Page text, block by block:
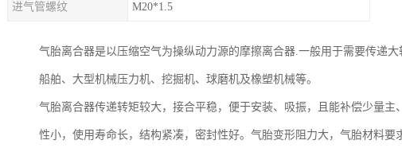
进气管螺纹 M20*1.5
气胎离合器是以压缩空气为操纵动力源的摩擦离合器.一般用于需要传递
船舶、大型机械压力机、挖掘机、球磨机及橡塑机械等。
气胎离合器传递转矩较大，接合平稳，便于安装、吸振，且能补偿少量
性小，使用寿命长，结构紧凑，密封性好。气胎变形阻力大，气胎材料